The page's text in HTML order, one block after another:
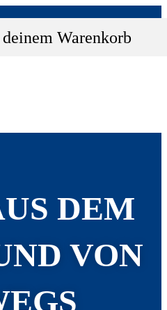
Warenkorb
DEM
VON